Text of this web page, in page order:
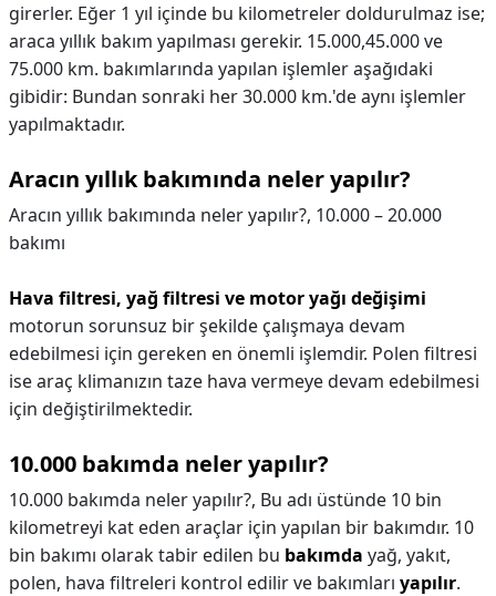
girerler. Eğer 1 yıl içinde bu kilometreler doldurulmaz ise;
araca yıllık bakım yapılması gerekir. 15.000,45.000 ve
75.000 km. bakımlarında yapılan işlemler aşağıdaki
gibidir: Bundan sonraki her 30.000 km.'de aynı işlemler
yapılmaktadır.
Aracın yıllık bakımında neler yapılır?
Aracın yıllık bakımında neler yapılır?, 10.000 – 20.000
bakımı
Hava filtresi, yağ filtresi ve motor yağı değişimi
motorun sorunsuz bir şekilde çalışmaya devam
edebilmesi için gereken en önemli işlemdir. Polen filtresi
ise araç klimanızın taze hava vermeye devam edebilmesi
için değiştirilmektedir.
10.000 bakımda neler yapılır?
10.000 bakımda neler yapılır?, Bu adı üstünde 10 bin
kilometreyi kat eden araçlar için yapılan bir bakımdır. 10
bin bakımı olarak tabir edilen bu bakımda yağ, yakıt,
polen, hava filtreleri kontrol edilir ve bakımları yapılır.